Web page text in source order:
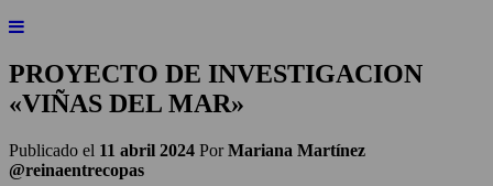
PROYECTO DE INVESTIGACION
«VIÑAS DEL MAR»
Publicado el 11 abril 2024 PorMariana Martínez
@reinaentrecopas